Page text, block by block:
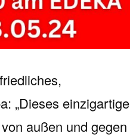
„Dieses einzigartige
außen und gegen